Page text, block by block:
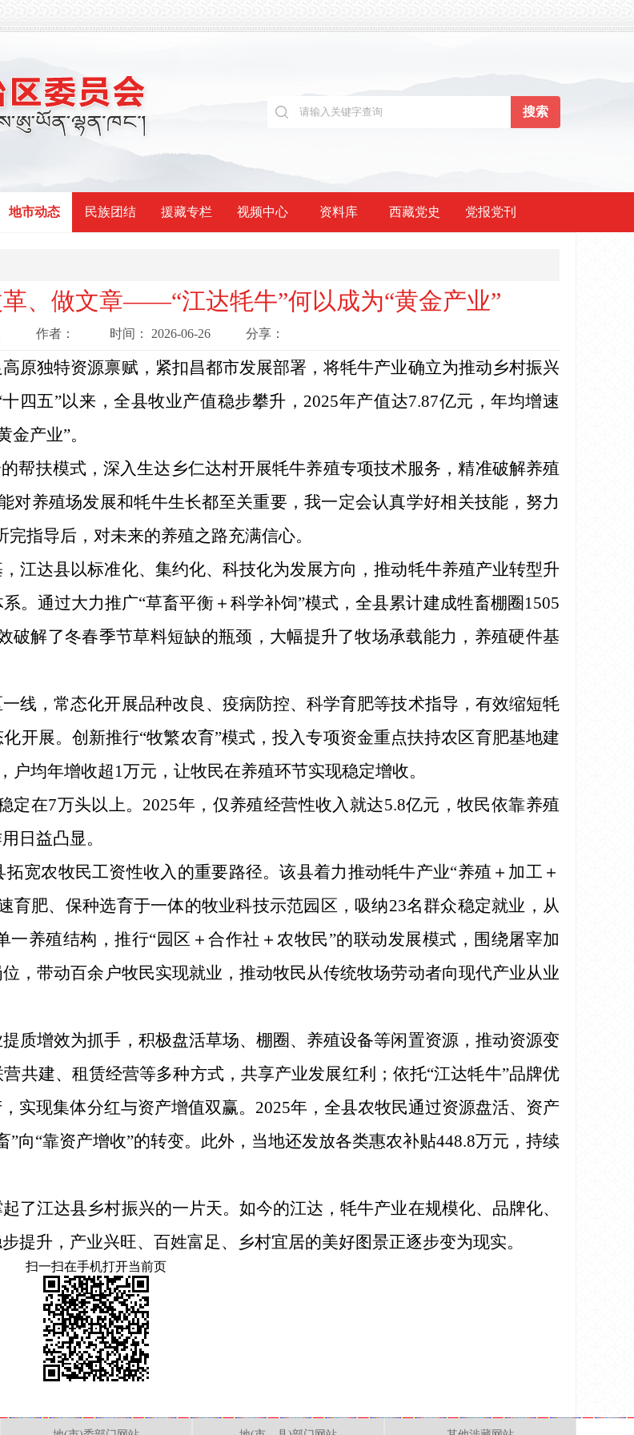
地市动态 民族团结 援藏专栏 视频中心 资料库 西藏党史 党报党刊
、做文章——“江达牦牛”何以成为“黄金产业”
作者： 时间： 2026-06-26 分享：
原独特资源禀赋，紧扣昌都市发展部署，将牦牛产业确立为推动乡村振兴
四五”以来，全县牧业产值稳步攀升，2025年产值达7.87亿元，年均增速
产业”。
帮扶模式，深入生达乡仁达村开展牦牛养殖专项技术服务，精准破解养殖
对养殖场发展和牦牛生长都至关重要，我一定会认真学好相关技能，努力
指导后，对未来的养殖之路充满信心。
江达县以标准化、集约化、科技化为发展方向，推动牦牛养殖产业转型升
。通过大力推广“草畜平衡＋科学补饲”模式，全县累计建成牲畜棚圈1505
破解了冬春季节草料短缺的瓶颈，大幅提升了牧场承载能力，养殖硬件基
线，常态化开展品种改良、疫病防控、科学育肥等技术指导，有效缩短牦
开展。创新推行“牧繁农育”模式，投入专项资金重点扶持农区育肥基地建
均年增收超1万元，让牧民在养殖环节实现稳定增收。
定在7万头以上。2025年，仅养殖经营性收入就达5.8亿元，牧民依靠养殖
日益凸显。
宽农牧民工资性收入的重要路径。该县着力推动牦牛产业“养殖＋加工＋
育肥、保种选育于一体的牧业科技示范园区，吸纳23名群众稳定就业，从
养殖结构，推行“园区＋合作社＋农牧民”的联动发展模式，围绕屠宰加
，带动百余户牧民实现就业，推动牧民从传统牧场劳动者向现代产业从业
质增效为抓手，积极盘活草场、棚圈、养殖设备等闲置资源，推动资源变
共建、租赁经营等多种方式，共享产业发展红利；依托“江达牦牛”品牌优
实现集体分红与资产增值双赢。2025年，全县农牧民通过资源盘活、资产
向“靠资产增收”的转变。此外，当地还发放各类惠农补贴448.8万元，持续
了江达县乡村振兴的一片天。如今的江达，牦牛产业在规模化、品牌化、
提升，产业兴旺、百姓富足、乡村宜居的美好图景正逐步变为现实。
扫一扫在手机打开当前页